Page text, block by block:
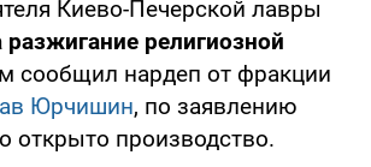
Киево-Печерской лавры
религиозной
сообщил нардеп от фракции
Юрчишин, по заявлению
открыто производство.